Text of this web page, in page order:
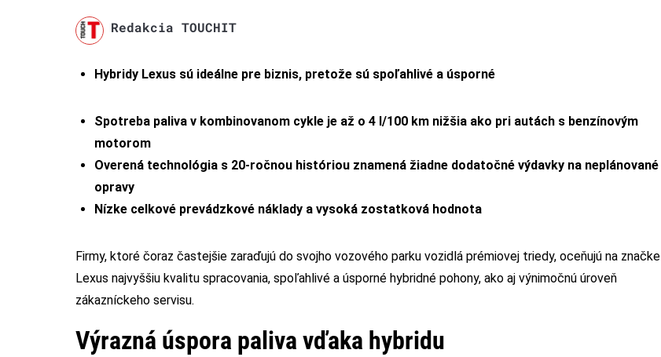
Redakcia TOUCHIT
Hybridy Lexus sú ideálne pre biznis, pretože sú spoľahlivé a úsporné
Spotreba paliva v kombinovanom cykle je až o 4 l/100 km nižšia ako pri autách s benzínovým
motorom
Overená technológia s 20-ročnou históriou znamená žiadne dodatočné výdavky na neplánované
opravy
Nízke celkové prevádzkové náklady a vysoká zostatková hodnota
Firmy, ktoré čoraz častejšie zaraďujú do svojho vozového parku vozidlá prémiovej triedy, oceňujú na značke
Lexus najvyššiu kvalitu spracovania, spoľahlivé a úsporné hybridné pohony, ako aj výnimočnú úroveň
zákazníckeho servisu.
Výrazná úspora paliva vďaka hybridu